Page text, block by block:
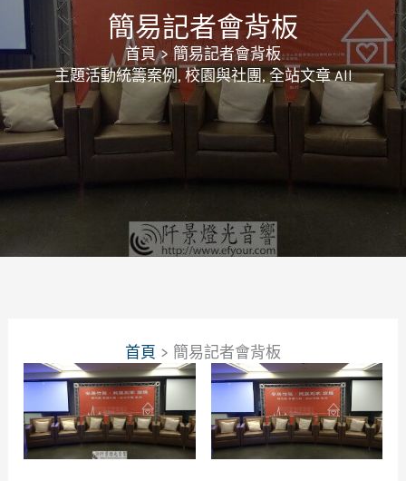
簡易記者會背板
首頁
簡易記者會背板
主題活動統籌案例 , 校園與社團,全站文章 All
首頁 簡易記者會背板